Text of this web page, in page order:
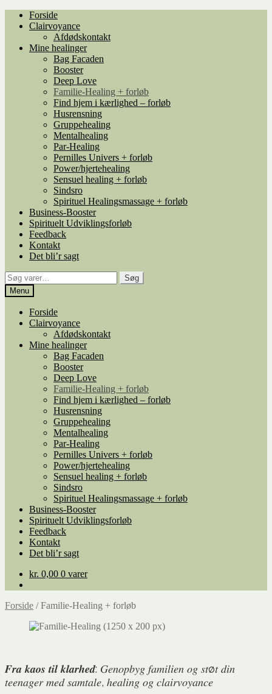
Spring
navigation
SpringForside
Clairvoyance
Afdødskontakt
Mine healinger
Bag Facaden
Booster
Deep Love
Familie-Healing + forløb
Find hjem i kærlighed – forløb
Husrensning
Gruppehealing
Mentalhealing
Par-Healing
Pernilles Univers + forløb
Power/hjertehealing
Sensuel healing + forløb
Sindsro
Spirituel Healingsmassage + forløb
Business-Booster
Spirituelt Udviklingsforløb
Feedback
Kontakt
Det bli’r sagt
Søg
efter:
Søg
Menu
Forside
Clairvoyance
Afdødskontakt
Mine healinger
Bag Facaden
Booster
Deep Love
Familie-Healing + forløb
Find hjem i kærlighed – forløb
Husrensning
Gruppehealing
Mentalhealing
Par-Healing
Pernilles Univers + forløb
Power/hjertehealing
Sensuel healing + forløb
Sindsro
Spirituel Healingsmassage + forløb
Business-Booster
Spirituelt Udviklingsforløb
Feedback
Kontakt
Det bli’r sagt
kr. 0,00 0 varer
Forside /Familie-Healing + forløb
𝑭𝒓𝒂 𝒌𝒂𝒐𝒔 𝒕𝒊𝒍 𝒌𝒍𝒂𝒓𝒉𝒆𝒅: 𝐺𝑒𝑛𝑜𝑝𝑏𝑦𝑔 𝑓𝑎𝑚𝑖𝑙𝑖𝑒𝑛 𝑜𝑔 𝑠𝑡ø𝑡 𝑑𝑖𝑛
𝑡𝑒𝑒𝑛𝑎𝑔𝑒𝑟 𝑚𝑒𝑑 𝑠𝑎𝑚𝑡𝑎𝑙𝑒, ℎ𝑒𝑎𝑙𝑖𝑛𝑔 𝑜𝑔 𝑐𝑙𝑎𝑖𝑟𝑣𝑜𝑦𝑎𝑛𝑐𝑒